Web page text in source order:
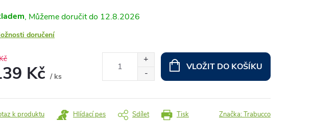
12.8.2026
doručení
Kč / ks
VLOŽIT DO KOŠÍKU
Tisk
k produktu Hlídací pes Sdílet Značka:Trabucco